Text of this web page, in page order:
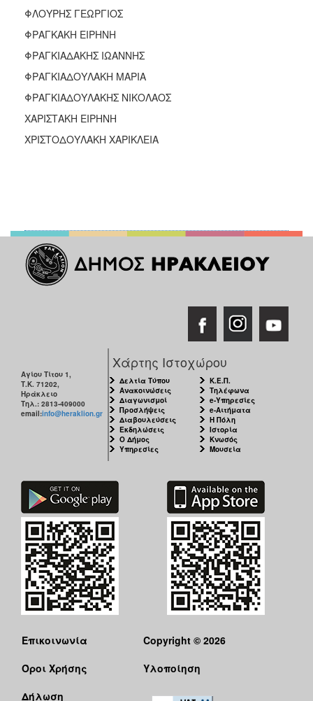
ΦΛΟΥΡΗΣ ΓΕΩΡΓΙΟΣ
ΦΡΑΓΚΑΚΗ ΕΙΡΗΝΗ
ΦΡΑΓΚΙΑΔΑΚΗΣ ΙΩΑΝΝΗΣ
ΦΡΑΓΚΙΑΔΟΥΛΑΚΗ ΜΑΡΙΑ
ΦΡΑΓΚΙΑΔΟΥΛΑΚΗΣ ΝΙΚΟΛΑΟΣ
ΧΑΡΙΣΤΑΚΗ ΕΙΡΗΝΗ
ΧΡΙΣΤΟΔΟΥΛΑΚΗ ΧΑΡΙΚΛΕΙΑ
Αγίου Τίτου 1,
Τ.Κ. 71202,
Ηράκλειο
Τηλ.: 2813-409000
email:info@heraklion.gr
Χάρτης Ιστοχώρου
Δελτία Τύπου
Ανακοινώσεις
Διαγωνισμοί
Προσλήψεις
Διαβουλεύσεις
Εκδηλώσεις
Ο Δήμος
Υπηρεσίες
Κ.Ε.Π.
Τηλέφωνα
e-Υπηρεσίες
e-Αιτήματα
Η Πόλη
Ιστορία
Κνωσός
Μουσεία
Επικοινωνία
Όροι Χρήσης
Δήλωση
Copyright © 2026
Υλοποίηση